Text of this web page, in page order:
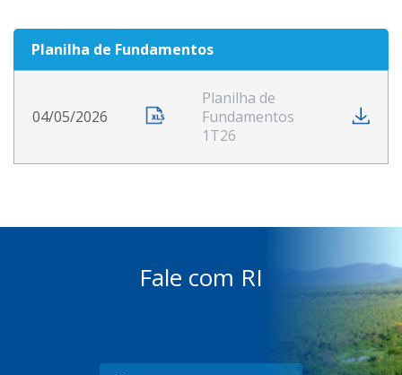
Planilha de Fundamentos
04/05/2026
Planilha de
Fundamentos
1T26
Fale com RI